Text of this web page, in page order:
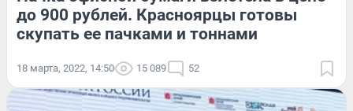
до 900 рублей. Красноярцы готовы
скупать ее пачками и тоннами
18 марта, 2022, 14:50 15 089 52